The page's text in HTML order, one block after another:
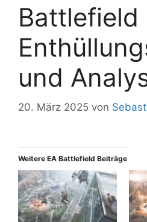
Battlefield
und
20. März 2025 von
Weitere EA Battlefield Beiträge